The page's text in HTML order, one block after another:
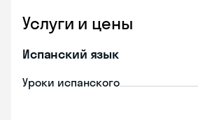
Услуги и цены
Испанский язык
Уроки испанского